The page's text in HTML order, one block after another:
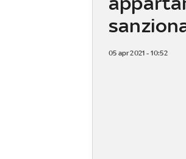
05 apr 2021 - 10:52